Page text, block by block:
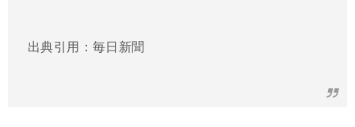
出典引用：毎日新聞